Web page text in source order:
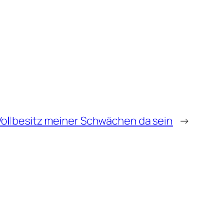
meiner Schwächen da sein →